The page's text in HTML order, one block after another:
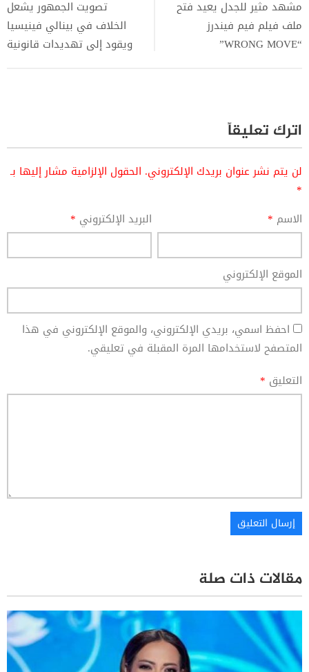
مشهد مثير للجدل يعيد فتح
ملف فيلم فيم فيندرز
“WRONG MOVE”
تصويت الجمهور يشعل
الخلاف في بينالي فينيسيا
ويقود إلى تهديدات قانونية
اترك تعليقاً
لن يتم نشر عنوان بريدك الإلكتروني. الحقول الإلزامية مشار إليها بـ
*
الاسم * البريد الإلكتروني *
الموقع الإلكتروني
احفظ اسمي، بريدي الإلكتروني، والموقع الإلكتروني في هذا
المتصفح لاستخدامها المرة المقبلة في تعليقي.
التعليق *
مقالات ذات صلة